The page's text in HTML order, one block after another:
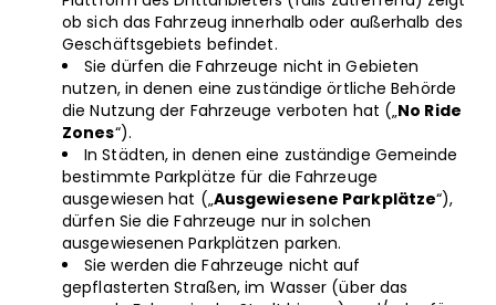
ob sich das Fahrzeug innerhalb oder außerhalb des
Geschäftsgebiets befindet.
Sie dürfen die Fahrzeuge nicht in Gebieten
nutzen, in denen eine zuständige örtliche Behörde
die Nutzung der Fahrzeuge verboten hat („No Ride
Zones“).
In Städten, in denen eine zuständige Gemeinde
bestimmte Parkplätze für die Fahrzeuge
ausgewiesen hat („Ausgewiesene Parkplätze“),
dürfen Sie die Fahrzeuge nur in solchen
ausgewiesenen Parkplätzen parken.
Sie werden die Fahrzeuge nicht auf
gepflasterten Straßen, im Wasser (über das